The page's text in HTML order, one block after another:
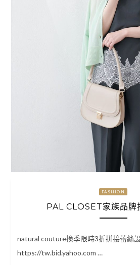
FASHION
PAL CLOSET家族品牌
natural couture換季限時3折拼接蕾絲
https://tw.bid.yahoo.com …